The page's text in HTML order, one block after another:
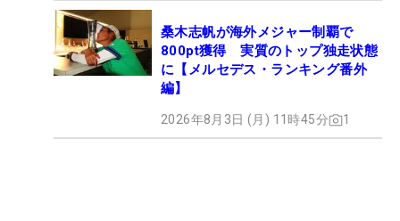
桑木志帆が海外メジャー制覇で
800pt獲得 実質のトップ独走状態
に【メルセデス・ランキング番外
編】
2026年8月3日 (月) 11時45分 1